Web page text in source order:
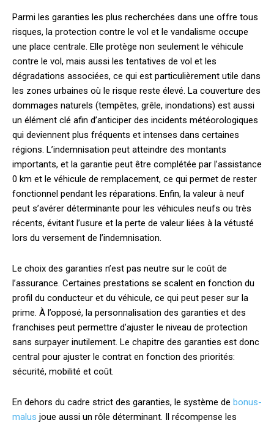
Parmi les garanties les plus recherchées dans une offre tous
risques, la protection contre le vol et le vandalisme occupe
une place centrale. Elle protège non seulement le véhicule
contre le vol, mais aussi les tentatives de vol et les
dégradations associées, ce qui est particulièrement utile dans
les zones urbaines où le risque reste élevé. La couverture des
dommages naturels (tempêtes, grêle, inondations) est aussi
un élément clé afin d’anticiper des incidents météorologiques
qui deviennent plus fréquents et intenses dans certaines
régions. L’indemnisation peut atteindre des montants
importants, et la garantie peut être complétée par l’assistance
0 km et le véhicule de remplacement, ce qui permet de rester
fonctionnel pendant les réparations. Enfin, la valeur à neuf
peut s’avérer déterminante pour les véhicules neufs ou très
récents, évitant l’usure et la perte de valeur liées à la vétusté
lors du versement de l’indemnisation.
Le choix des garanties n’est pas neutre sur le coût de
l’assurance. Certaines prestations se scalent en fonction du
profil du conducteur et du véhicule, ce qui peut peser sur la
prime. À l’opposé, la personnalisation des garanties et des
franchises peut permettre d’ajuster le niveau de protection
sans surpayer inutilement. Le chapitre des garanties est donc
central pour ajuster le contrat en fonction des priorités:
sécurité, mobilité et coût.
En dehors du cadre strict des garanties, le système de bonus-
malus joue aussi un rôle déterminant. Il récompense les